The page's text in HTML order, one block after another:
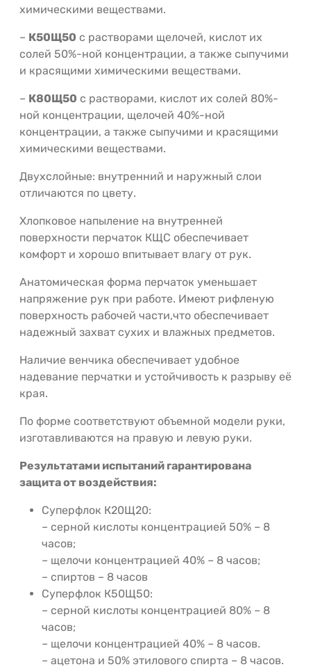
химическими веществами.
– К50Щ50 с растворами щелочей, кислот их
солей 50%-ной концентрации, а также сыпучими
и красящими химическими веществами.
– К80Щ50 с растворами, кислот их солей 80%-
ной концентрации, щелочей 40%-ной
концентрации, а также сыпучими и красящими
химическими веществами.
Двухслойные: внутренний и наружный слои
отличаются по цвету.
Хлопковое напыление на внутренней
поверхности перчаток КЩС обеспечивает
комфорт и хорошо впитывает влагу от рук.
Анатомическая форма перчаток уменьшает
напряжение рук при работе. Имеют рифленую
поверхность рабочей части,что обеспечивает
надежный захват сухих и влажных предметов.
Наличие венчика обеспечивает удобное
надевание перчатки и устойчивость к разрыву её
края.
По форме соответствуют объемной модели руки,
изготавливаются на правую и левую руки.
Результатами испытаний гарантирована
защита от воздействия:
Суперфлок К20Щ20:
– серной кислоты концентрацией 50% – 8
часов;
– щелочи концентрацией 40% – 8 часов;
– спиртов – 8 часов
Суперфлок К50Щ50:
– серной кислоты концентрацией 80% – 8
часов;
– щелочи концентрацией 40% – 8 часов.
– ацетона и 50% этилового спирта – 8 часов.